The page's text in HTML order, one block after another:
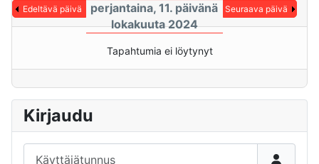
Edeltävä päivä
perjantaina, 11. päivänä
lokakuuta 2024
Seuraava päivä
Tapahtumia ei löytynyt
Kirjaudu